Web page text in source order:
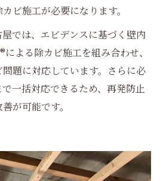
ビ施工が必要になります。
では、エビデンスに基づく壁内
よる除カビ施工を組み合わせ、
題に対応しています。さらに必
一括対応できるため、再発防止
が可能です。